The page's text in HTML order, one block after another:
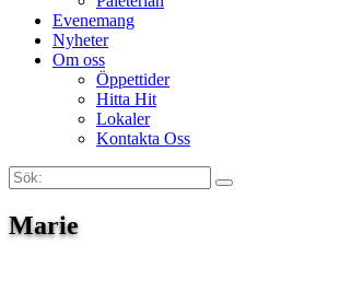
Evenemang
Nyheter
Om oss
Öppettider
Hitta Hit
Lokaler
Kontakta Oss
Sök:
Search
Marie